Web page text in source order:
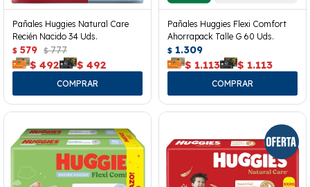
Pañales Huggies Natural Care
Recién Nacido 34 Uds.
$ 579 $ 777
$ 492 $ 492
Pañales Huggies Flexi Comfort
Ahorrapack Talle G 60 Uds.
$ 1.309
$ 1.113 $ 1.113